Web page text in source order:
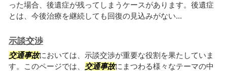
った場合、後遺症が残ってしまうケースがあります。後遺症
とは、今後治療を継続しても回復の見込みがない...
示談交渉
交通事故においては、示談交渉が重要な役割を果たしていま
す。このページでは、 交通事故にまつわる様々なテーマの中